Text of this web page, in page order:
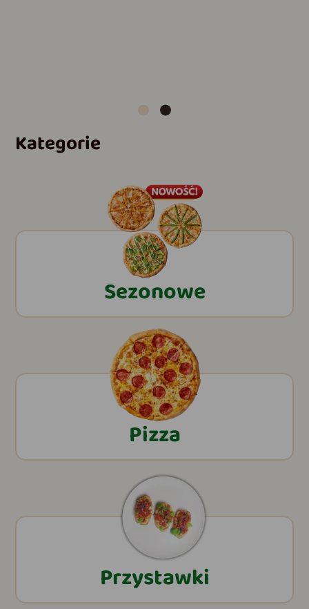
Kategorie
Sezonowe
Pizza
Przystawki